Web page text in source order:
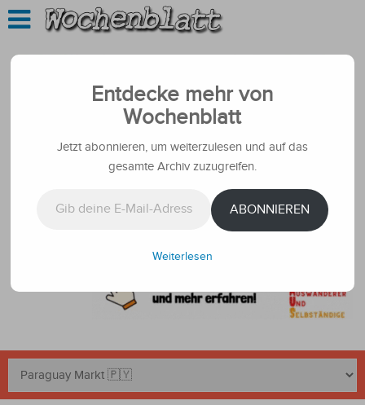
Entdecke mehr von
Wochenblatt
Jetzt abonnieren, um weiterzulesen und auf das
gesamte Archiv zuzugreifen.
ABONNIEREN
Weiterlesen